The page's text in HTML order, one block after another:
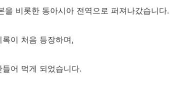
비롯한 동아시아 전역으로 퍼져나갔습니다.
이 처음 등장하며,
어 먹게 되었습니다.